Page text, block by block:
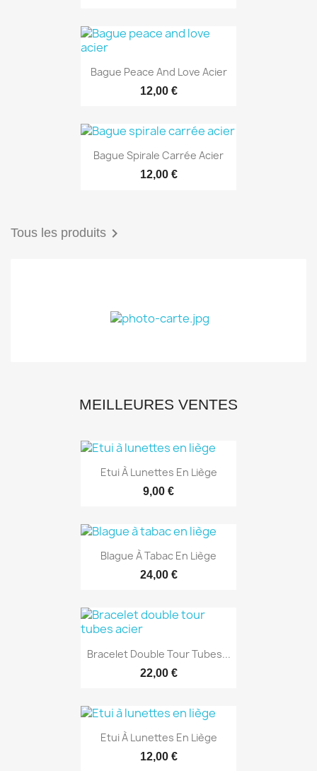
Bague Peace And Love Acier
12,00 €
Bague Spirale Carrée Acier
12,00 €
Tous les produits 
MEILLEURES VENTES
Etui À Lunettes En Liège
9,00 €
Blague À Tabac En Liège
24,00 €
Bracelet Double Tour Tubes...
22,00 €
Etui À Lunettes En Liège
12,00 €